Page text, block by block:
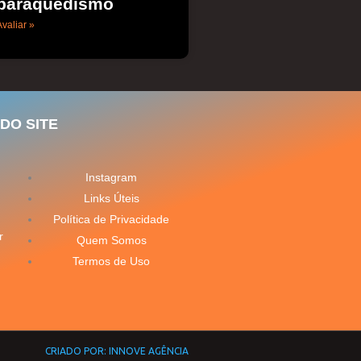
»
SITE
Instagram
Links Úteis
Política de Privacidade
Quem Somos
Termos de Uso
CRIADO POR: INNOVE AGÊNCIA